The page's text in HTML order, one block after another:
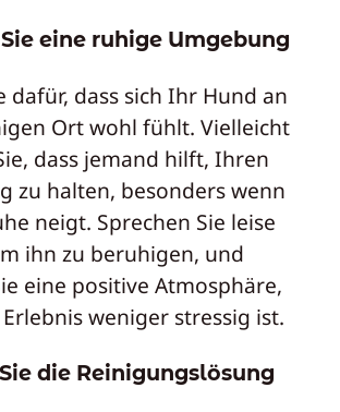
eine ruhige Umgebung
dafür, dass sich Ihr Hund an
Ort wohl fühlt. Vielleicht
dass jemand hilft, Ihren
zu halten, besonders wenn
neigt. Sprechen Sie leise
ihn zu beruhigen, und
eine positive Atmosphäre,
weniger stressig ist.
die Reinigungslösung